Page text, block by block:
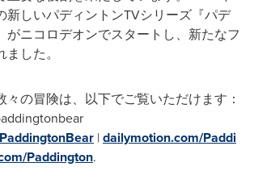
新しいパディントンTVシリーズ『パデ
がニコロデオンでスタートし、新たなフ
した。
々の冒険は、以下でご覧いただけます：
|dailymotion.com/Paddi
Paddington.